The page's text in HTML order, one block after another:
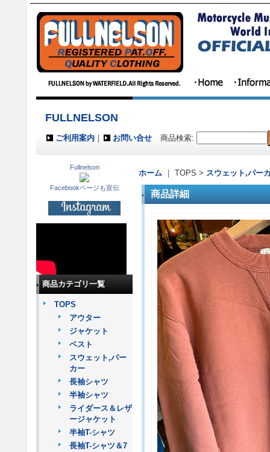
FULLNELSON
ご利用案内 ｜ お問い合せ 商品検索:
Fullnelson
Facebookページも宣伝
商品カテゴリ一覧
TOPS
アウター
ジャケット
ベスト
スウェット,パー
カー
長袖シャツ
半袖シャツ
ライダース＆レザ
ージャケット
半袖T-シャツ
長袖T-シャツ＆7
ホーム ｜ TOPS > スウェット,パー
商品詳細